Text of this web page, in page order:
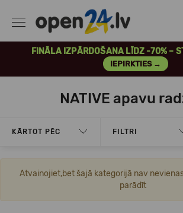
FINĀLA IZPĀRDOŠANA LĪDZ -70% –
IEPIRKTIES →
NATIVE apavu
KĀRTOT PĒC FILTRI
Atvainojiet,bet šajā kategorijā nav
parādīt